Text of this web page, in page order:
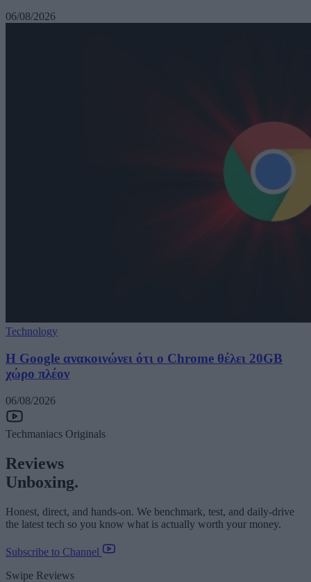
06/08/2026
Technology
Η Google ανακοινώνει ότι ο Chrome θέλει 20GB
χώρο πλέον
06/08/2026
Techmaniacs Originals
Reviews
Unboxing.
Honest, direct, and hands-on. We benchmark, test, and daily-drive
the latest tech so you know what is actually worth your money.
Subscribe to Channel
Swipe Reviews